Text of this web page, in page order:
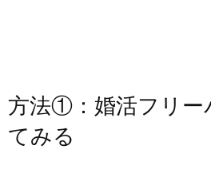
方法①：婚活フリー
てみる